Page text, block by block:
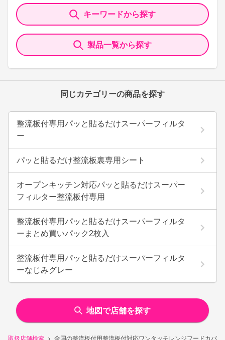
取扱店舗検索 全国の整流板付用整流板付対応ワンタッチレンジフードカバー
キーワードから探す
製品一覧から探す
同じカテゴリーの商品を探す
整流板付専用パッと貼るだけスーパーフィルタ
ー
パッと貼るだけ整流板裏専用シート
オープンキッチン対応パッと貼るだけスーパー
フィルター整流板付専用
整流板付専用パッと貼るだけスーパーフィルタ
ーまとめ買いパック2枚入
整流板付専用パッと貼るだけスーパーフィルタ
ーなじみグレー
地図で店舗を探す